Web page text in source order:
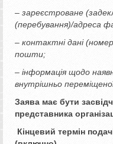
– зареєстроване
(перебування)/адреса
– контактні дані
пошти;
– інформація щодо
внутрішньо
Заява має бути
представника
Кінцевий термін